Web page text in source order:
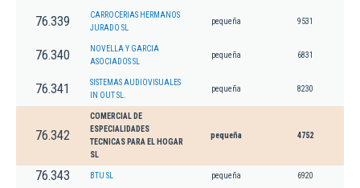
76.339
CARROCERIAS HERMANOS
JURADO SL
pequeña 9531
76.340
NOVELLA Y GARCIA
ASOCIADOS SL
pequeña 6831
76.341
SISTEMAS AUDIOVISUALES
IN OUT SL.
pequeña 8230
76.342
COMERCIAL DE
ESPECIALIDADES
TECNICAS PARA EL HOGAR
SL
pequeña 4752
76.343 BTU SL pequeña 6920